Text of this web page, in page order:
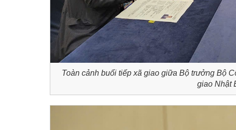
Toàn cảnh buổi tiếp xã giao giữa Bộ trưởng Bộ
giao Nhật